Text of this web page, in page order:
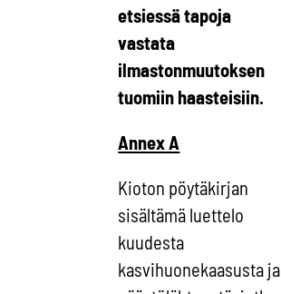
etsiessä tapoja
vastata
ilmastonmuutoksen
tuomiin haasteisiin.
Annex A
Kioton pöytäkirjan
sisältämä luettelo
kuudesta
kasvihuonekaasusta ja